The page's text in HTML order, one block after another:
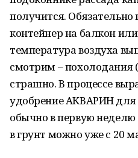
получится.
контейнер на балкон
температура воздуха
смотрим – похолодания
страшно. В процессе
удобрение АКВАРИН для
обычно в первую неделю
в грунт можно уже с 20